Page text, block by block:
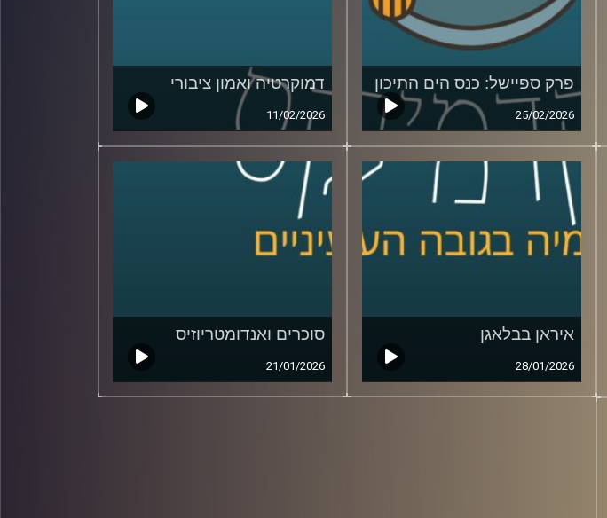
פרק ספיישל: כנס הים התיכון
25/02/2026
דמוקרטיה ואמון ציבורי
11/02/2026
איראן בבלאגן
28/01/2026
סוכרים ואנדומטריוזיס
21/01/2026